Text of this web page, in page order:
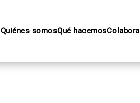
Quiénes somosQué hacemosColabora